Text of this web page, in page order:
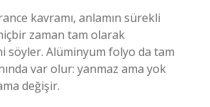
kavramı, anlamın sürekli
zaman tam olarak
söyler. Alüminyum folyo da tam
var olur: yanmaz ama yok
değişir.